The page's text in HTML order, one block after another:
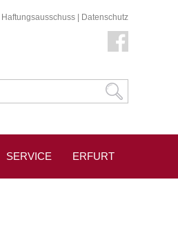
Haftungsausschuss Datenschutz
SERVICE ERFURT